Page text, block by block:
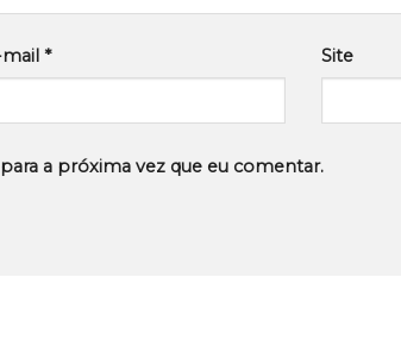
mail* Site
a próxima vez que eu comentar.